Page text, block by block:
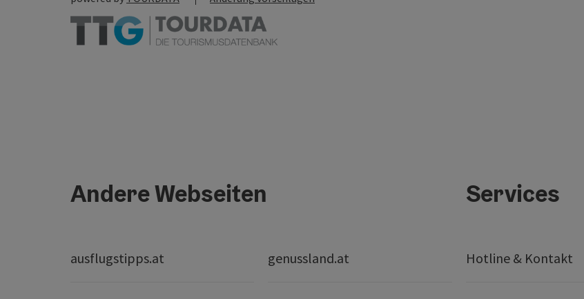
Andere Webseiten
ausflugstipps.at genussland.at
Services
Hotline & Kontakt